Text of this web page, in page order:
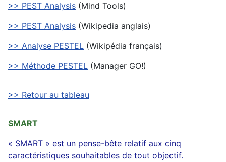
>> PEST Analysis (Mind Tools)
>> PEST Analysis (Wikipedia anglais)
>> Analyse PESTEL (Wikipédia français)
>> Méthode PESTEL (Manager GO!)
>> Retour au tableau
SMART
« SMART » est un pense-bête relatif aux cinq
caractéristiques souhaitables de tout objectif.